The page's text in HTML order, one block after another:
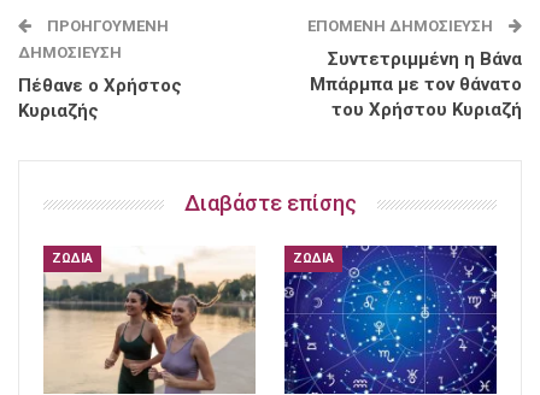
ΠΡΟΗΓΟΎΜΕΝΗ
ΔΗΜΟΣΊΕΥΣΗ
Πέθανε ο Χρήστος
Κυριαζής
ΕΠΌΜΕΝΗ ΔΗΜΟΣΊΕΥΣΗ
Συντετριμμένη η Βάνα
Μπάρμπα με τον θάνατο
του Χρήστου Κυριαζή
Διαβάστε επίσης
ΖΏΔΙΑ ΖΏΔΙΑ